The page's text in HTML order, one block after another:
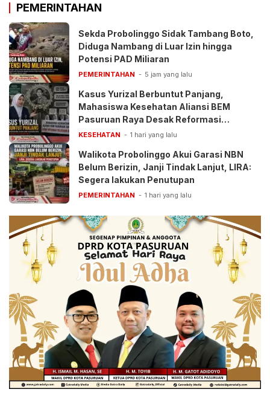
PEMERINTAHAN
Sekda Probolinggo Sidak Tambang Boto,
Diduga Nambang di Luar Izin hingga
Potensi PAD Miliaran
PEMERINTAHAN 5 jam yang lalu
Kasus Yurizal Berbuntut Panjang,
Mahasiswa Kesehatan Aliansi BEM
Pasuruan Raya Desak Reformasi
Pelayanan BPJS
KESEHATAN 1 hari yang lalu
Walikota Probolinggo Akui Garasi NBN
Belum Berizin, Janji Tindak Lanjut, LIRA:
Segera lakukan Penutupan
PEMERINTAHAN 1 hari yang lalu